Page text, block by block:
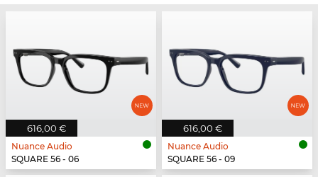
616,00 €
Nuance Audio
SQUARE 56 - 06
616,00 €
Nuance Audio
SQUARE 56 - 09